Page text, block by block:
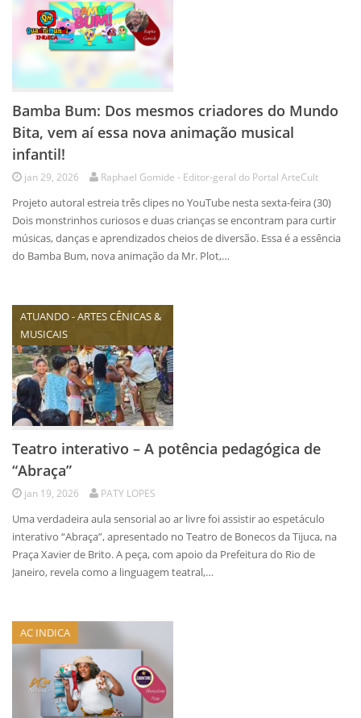
Bamba Bum: Dos mesmos criadores do Mundo
Bita, vem aí essa nova animação musical
infantil!
jan 29, 2026 Raphael Gomide - Editor-geral do Portal ArteCult
Projeto autoral estreia três clipes no YouTube nesta sexta-feira (30)
Dois monstrinhos curiosos e duas crianças se encontram para curtir
músicas, danças e aprendizados cheios de diversão. Essa é a essência
do Bamba Bum, nova animação da Mr. Plot,…
ATUANDO - ARTES CÊNICAS &
MUSICAIS
Teatro interativo – A potência pedagógica de
“Abraça”
jan 19, 2026 PATY LOPES
Uma verdadeira aula sensorial ao ar livre foi assistir ao espetáculo
interativo “Abraça”, apresentado no Teatro de Bonecos da Tijuca, na
Praça Xavier de Brito. A peça, com apoio da Prefeitura do Rio de
Janeiro, revela como a linguagem teatral,…
AC INDICA